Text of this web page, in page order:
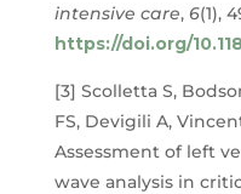
intensive care, 6(1),
https://doi.org/
[3] Scolletta S,
FS, Devigili A,
Assessment of left
wave analysis in